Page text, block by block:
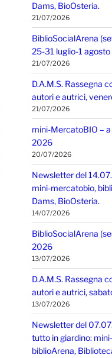
Dams, BioOsteria.
21/07/2026
BiblioSocialArena
25-31 luglio-1
21/07/2026
D.A.M.S. Rassegna
autori e autrici,
21/07/2026
mini-MercatoBIO –
2026
20/07/2026
Newsletter del
mini-mercatobio,
Dams, BioOsteria.
14/07/2026
BiblioSocialArena
2026
13/07/2026
D.A.M.S. Rassegna
autori e autrici,
13/07/2026
Newsletter del
tutto in giardino:
biblioArena,